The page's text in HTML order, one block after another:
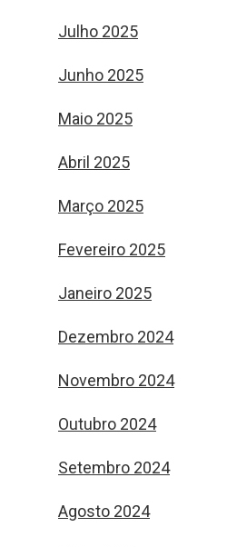
Julho 2025
Junho 2025
Maio 2025
Abril 2025
Março 2025
Fevereiro 2025
Janeiro 2025
Dezembro 2024
Novembro 2024
Outubro 2024
Setembro 2024
Agosto 2024